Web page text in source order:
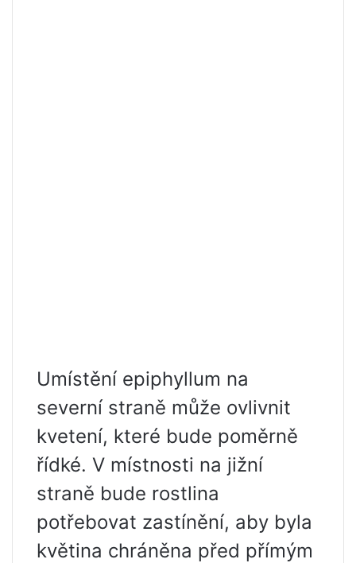
Umístění epiphyllum na
severní straně může ovlivnit
kvetení, které bude poměrně
řídké. V místnosti na jižní
straně bude rostlina
potřebovat zastínění, aby byla
květina chráněna před přímým